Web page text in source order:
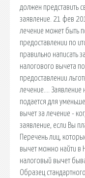
должен представить
заявление. 21 фев
лечение может быть
предоставлении по
правильно написать
налогового вычета
предоставлении
лечение…. Заявление
подается для
вычет за лечение -
заявление, если Вы
Перечень лиц,
вычет можно найти в
налоговый вычет
Образец